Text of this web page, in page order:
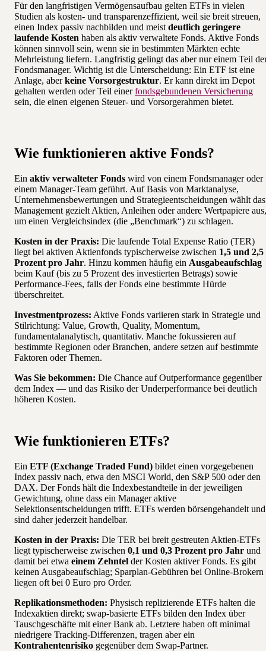
Für den langfristigen Vermögensaufbau gelten ETFs in vielen
Studien als kosten- und transparenzeffizient, weil sie breit streuen,
einen Index passiv nachbilden und meist deutlich geringere
laufende Kosten haben als aktiv verwaltete Fonds. Aktive Fonds
können sinnvoll sein, wenn sie in bestimmten Märkten echte
Mehrleistung liefern. Langfristig gelingt das aber nur einem Teil
Fondsmanager. Wichtig ist die Unterscheidung: Ein ETF ist eine
Anlage, aberkeine Vorsorgestruktur. Er kann direkt im Depot
gehalten werden oder Teil einerfondsgebundenen Versicherung
sein, die einen eigenen Steuer- und Vorsorgerahmen bietet.
Wie funktionieren aktive Fonds?
Ein aktiv verwalteter Fonds wird von einem Fondsmanager oder
einem Manager-Team geführt. Auf Basis von Marktanalyse,
Unternehmensbewertungen und Strategieentscheidungen wählt das
Management gezielt Aktien, Anleihen oder andere Wertpapiere aus,
um einen Vergleichsindex (die „Benchmark“) zu schlagen.
Kosten in der Praxis: Die laufende Total Expense Ratio (TER)
liegt bei aktiven Aktienfonds typischerweise zwischen 1,5 und 2,5
Prozent pro Jahr. Hinzu kommen häufig ein Ausgabeaufschlag
beim Kauf (bis zu 5 Prozent des investierten Betrags) sowie
Performance-Fees, falls der Fonds eine bestimmte Hürde
überschreitet.
Investmentprozess: Aktive Fonds variieren stark in Strategie und
Stilrichtung: Value, Growth, Quality, Momentum,
fundamentalanalytisch, quantitativ. Manche fokussieren auf
bestimmte Regionen oder Branchen, andere setzen auf bestimmte
Faktoren oder Themen.
Was Sie bekommen: Die Chance auf Outperformance gegenüber
dem Index — und das Risiko der Underperformance bei deutlich
höheren Kosten.
Wie funktionieren ETFs?
Ein ETF (Exchange Traded Fund) bildet einen vorgegebenen
Index passiv nach, etwa den MSCI World, den S&P 500 oder den
DAX. Der Fonds hält die Indexbestandteile in der jeweiligen
Gewichtung, ohne dass ein Manager aktive
Selektionsentscheidungen trifft. ETFs werden börsengehandelt und
sind daher jederzeit handelbar.
Kosten in der Praxis: Die TER bei breit gestreuten Aktien-ETFs
liegt typischerweise zwischen 0,1 und 0,3 Prozent pro Jahr und
damit bei etwa einem Zehntel der Kosten aktiver Fonds. Es gibt
keinen Ausgabeaufschlag; Sparplan-Gebühren bei Online-Brokern
liegen oft bei 0 Euro pro Order.
Replikationsmethoden: Physisch replizierende ETFs halten die
Indexaktien direkt; swap-basierte ETFs bilden den Index über
Tauschgeschäfte mit einer Bank ab. Letztere haben oft minimal
niedrigere Tracking-Differenzen, tragen aber ein
Kontrahentenrisiko gegenüber dem Swap-Partner.